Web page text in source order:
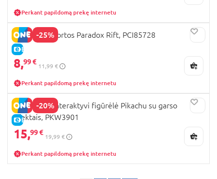
Perkant papildomą prekę internetu
-25%
E-KAINA
POKEMON kortos Paradox Rift, PCI85728
8,99 €
11,99 €
Perkant papildomą prekę internetu
-20%
E-KAINA
POKEMON interaktyvi figūrėlė Pikachu su garso
efektais, PKW3901
15,99 €
19,99 €
Perkant papildomą prekę internetu